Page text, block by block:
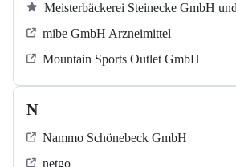
Meisterbäckerei Steinecke GmbH
mibe GmbH Arzneimittel
Mountain Sports Outlet GmbH
N
Nammo Schönebeck GmbH
netgo